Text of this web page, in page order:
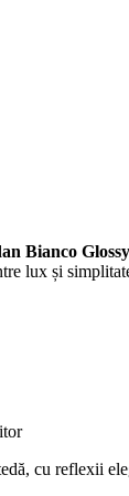
Bianco
lux și
cu reflexii